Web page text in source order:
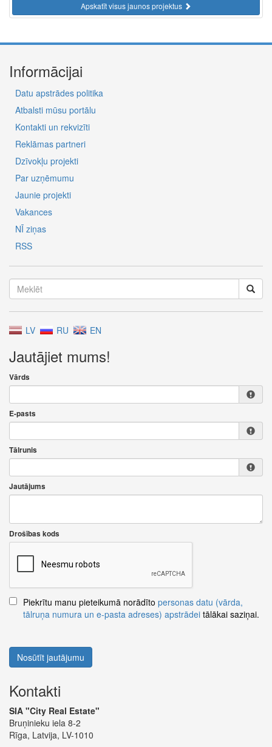
Apskatīt visus jaunos projektus
Informācijai
Datu apstrādes politika
Atbalsti mūsu portālu
Kontakti un rekvizīti
Reklāmas partneri
Dzīvokļu projekti
Par uzņēmumu
Jaunie projekti
Vakances
NĪ ziņas
RSS
LV RU EN
Jautājiet mums!
Vārds
E-pasts
Tālrunis
Jautājums
Drošības kods
Piekrītu manu pieteikumā norādīto personas datu (vārda,
tālruņa numura un e-pasta adreses) apstrādei tālākai saziņai.
Nosūtīt jautājumu
Kontakti
SIA "City Real Estate"
Bruņinieku iela 8-2
Rīga, Latvija, LV-1010